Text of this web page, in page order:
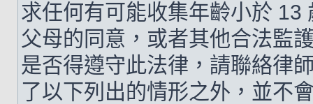
求任何有可能收集年齡小於 13
父母的同意，或者其他合法監
是否得遵守此法律，請聯絡律
了以下列出的情形之外，並不